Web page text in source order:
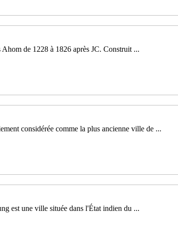
de 1228 à 1826 après JC. Construit ...
considérée comme la plus ancienne ville de ...
est une ville située dans l'État indien du ...